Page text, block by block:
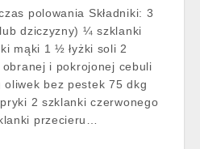
polowania Składniki: 3
dziczyzny) ¼ szklanki
mąki 1 ½ łyżki soli 2
obranej i pokrojonej cebuli
bez pestek 75 dkg
2 szklanki czerwonego
przecieru…